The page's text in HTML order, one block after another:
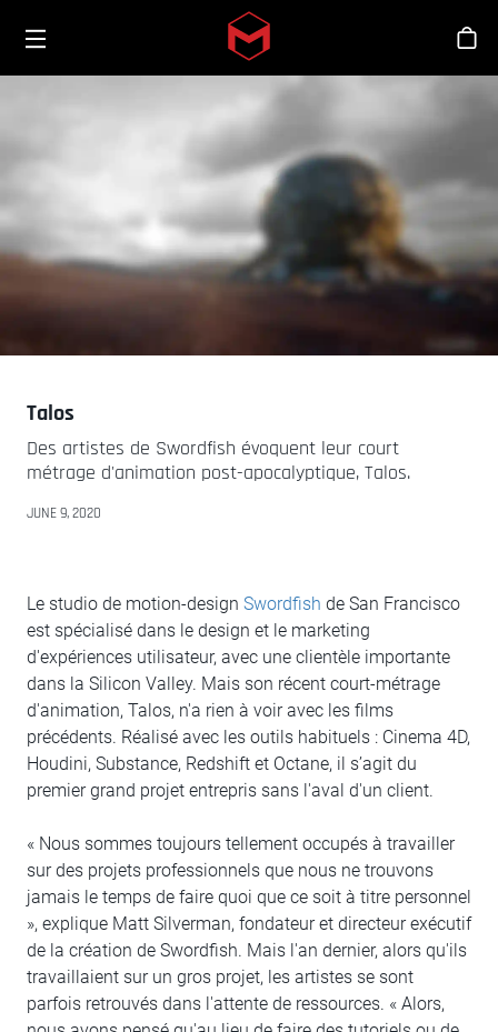
Skip to main content
Talos
Des artistes de Swordfish évoquent leur court
métrage d'animation post-apocalyptique, Talos.
JUNE 9, 2020
Le studio de motion-design Swordfish de San Francisco
est spécialisé dans le design et le marketing
d'expériences utilisateur, avec une clientèle importante
dans la Silicon Valley. Mais son récent court-métrage
d'animation, Talos, n'a rien à voir avec les films
précédents. Réalisé avec les outils habituels : Cinema 4D,
Houdini, Substance, Redshift et Octane, il s’agit du
premier grand projet entrepris sans l'aval d'un client.
« Nous sommes toujours tellement occupés à travailler
sur des projets professionnels que nous ne trouvons
jamais le temps de faire quoi que ce soit à titre personnel
», explique Matt Silverman, fondateur et directeur exécutif
de la création de Swordfish. Mais l'an dernier, alors qu'ils
travaillaient sur un gros projet, les artistes se sont
parfois retrouvés dans l'attente de ressources. « Alors,